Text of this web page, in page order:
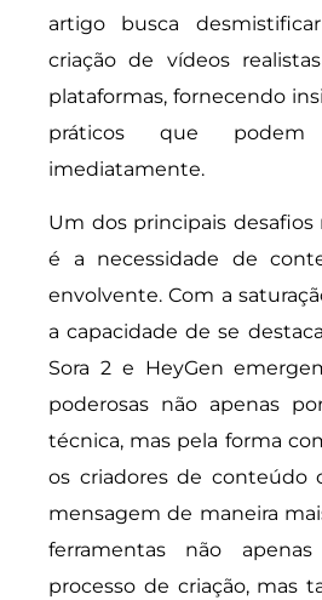
artigo busca
criação de vídeos
plataformas, fornecendo
práticos que podem
imediatamente.
Um dos principais desafios
é a necessidade de
envolvente. Com a
a capacidade de se
Sora 2 e HeyGen
poderosas não apenas
técnica, mas pela forma
os criadores de conteúdo
mensagem de maneira
ferramentas não
processo de criação, mas